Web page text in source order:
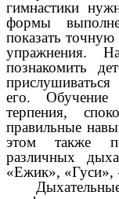
гимнастики
формы
показать
упражнения.
познакомить
его. Обучение
терпения,
правильные
этом также
различных
«Ежик», «Гуси»,